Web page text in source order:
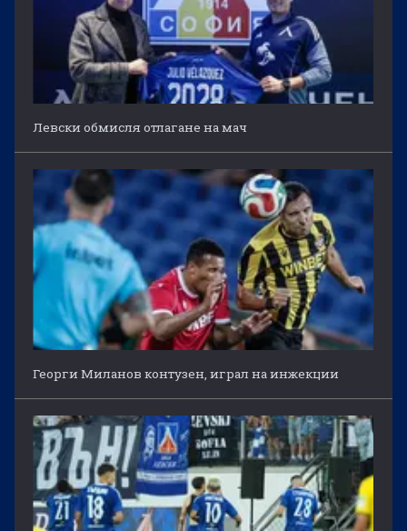
Левски обмисля отлагане на мач
Георги Миланов контузен, играл на инжекции